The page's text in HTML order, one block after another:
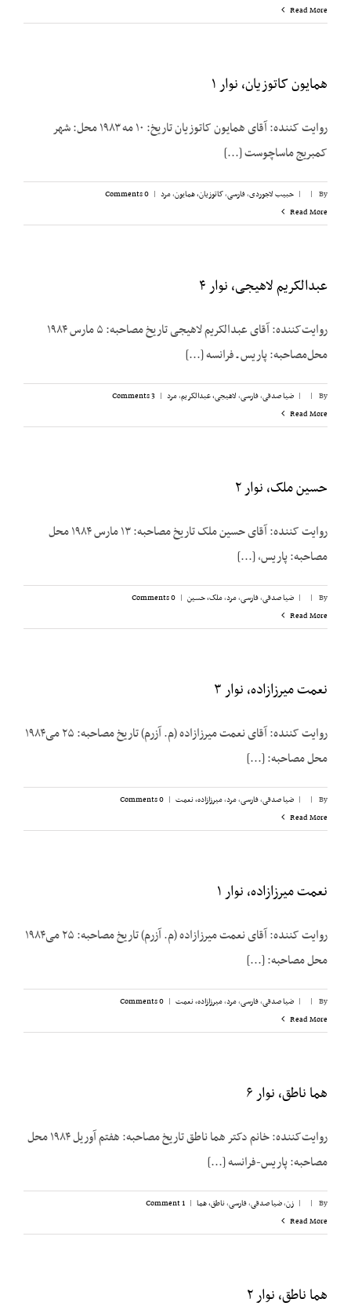
Read More
همایون کاتوزیان، نوار ۱
روایت کننده: آقای همایون کاتوزیان تاریخ: ۱۰ مه ۱۹۸۳ محل: شهر
کمبریج ماساچوست [...]
By
|
| حبیب لاجوردی,فارسی,کاتوزیان، همایون,مرد |
0 Comments
Read More
عبدالکریم لاهیجی، نوار ۴
روایت‌کننده: آقای عبدالکریم لاهیجی تاریخ مصاحبه: ۵ مارس ۱۹۸۴
محل‌مصاحبه: پاریس ـ فرانسه [...]
By
|
| ضیا صدقی,فارسی,لاهیجی، عبدالکریم,مرد |
3 Comments
Read More
حسین ملک، نوار ۲
روایت کننده: آقای حسین ملک تاریخ مصاحبه: ۱۳ مارس ۱۹۸۴ محل
مصاحبه: پاریس، [...]
By
|
| ضیا صدقی,فارسی,مرد,ملک،‌ حسین |
0 Comments
Read More
نعمت میرزازاده، نوار ۳
روایت کننده: آقای نعمت میرزازاده (م. آزرم) تاریخ مصاحبه: ۲۵ می‌۱۹۸۴
محل مصاحبه: [...]
By
|
| ضیا صدقی,فارسی,مرد,میرزازاده، نعمت |
0 Comments
Read More
نعمت میرزازاده، نوار ۱
روایت کننده: آقای نعمت میرزازاده (م. آزرم) تاریخ مصاحبه: ۲۵ می‌۱۹۸۴
محل مصاحبه: [...]
By
|
| ضیا صدقی,فارسی,مرد,میرزازاده، نعمت |
0 Comments
Read More
هما ناطق،‌ نوار ۶
روایت‌کننده: خانم دکتر هما ناطق تاریخ مصاحبه: هفتم آوریل ۱۹۸۴ محل
مصاحبه: پاریس-فرانسه [...]
By
|
| زن,ضیا صدقی,فارسی,ناطق، هما |
1 Comment
Read More
هما ناطق، نوار ۲